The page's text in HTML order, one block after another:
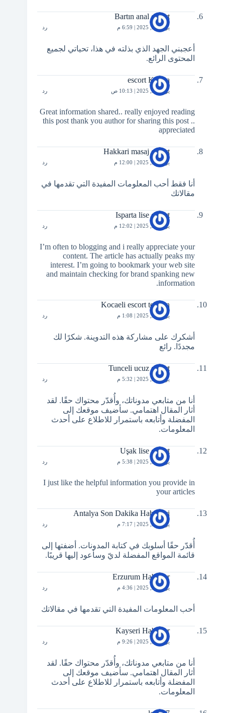
Bartın anal escort
يوليو 22, 2025 | 6:59 م رد
أعجبني الجهد الذي بذلته في هذا، تحياتي لجميع
المحتوى الرائع.
escort Konya
يوليو 23, 2025 | 10:13 ص رد
Great information shared.. really enjoyed reading
this post thank you author for sharing this post ..
appreciated
Hakkari masaj escort
يوليو 23, 2025 | 12:00 م رد
أنا فقط أحب المعلومات المفيدة التي تقدمها في
مقالاتك
Isparta lise escort
يوليو 23, 2025 | 12:02 م رد
I’m often to blogging and i really appreciate your
content. The article has actually peaks my
interest. I’m going to bookmark your web site
and maintain checking for brand spanking new
information.
Kocaeli escort telefon
يوليو 23, 2025 | 1:08 م رد
أشكرك على مشاركة هذه التدوينة. شكرًا لك
مجددًا. رائع
Tunceli ucuz escort
يوليو 23, 2025 | 5:32 م رد
أنا من متابعي مدوناتك، وأُقدّر محتواك حقًا. لقد
أثار المقال اهتمامي. سأضيف موقعك إلى
المفضلة وأتابعه باستمرار للاطلاع على أحدث
المعلومات.
Uşak lise escort
يوليو 23, 2025 | 5:38 م رد
I just like the helpful information you provide in
your articles
Antalya Son Dakika Haberleri
يوليو 24, 2025 | 7:17 م رد
أُقدّر حقًا أسلوبك في كتابة المدونات. أضفتها إلى
قائمة المواقع المفضلة لديّ وسأعود إليها قريبًا.
Erzurum Haberler
يوليو 25, 2025 | 4:36 م رد
أحب المعلومات المفيدة التي تقدمها في مقالاتك
Kayseri Haberler
يوليو 26, 2025 | 9:26 م رد
أنا من متابعي مدوناتك، وأُقدّر محتواك حقًا. لقد
أثار المقال اهتمامي. سأضيف موقعك إلى
المفضلة وأتابعه باستمرار للاطلاع على أحدث
المعلومات.